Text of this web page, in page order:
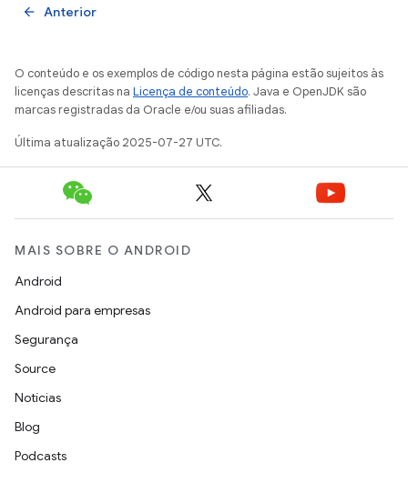
Anterior
arrow_back
O conteúdo e os exemplos de código nesta página estão sujeitos às
licenças descritas na Licença de conteúdo. Java e OpenJDK são
marcas registradas da Oracle e/ou suas afiliadas.
Última atualização 2025-07-27 UTC.
MAIS SOBRE O ANDROID
Android
Android para empresas
Segurança
Source
Notícias
Blog
Podcasts